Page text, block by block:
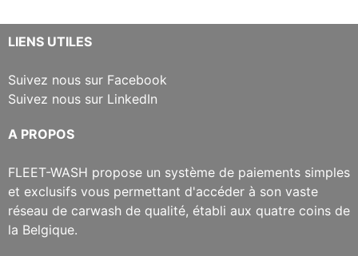
​LIENS UTILES
Suivez nous sur Facebook
Suivez nous sur LinkedIn
​A PROPOS
​FLEET-WASH propose un système de paiements simples
et exclusifs vous permettant d'accéder à son vaste
réseau de carwash de qualité, établi aux quatre coins de
la Belgique.